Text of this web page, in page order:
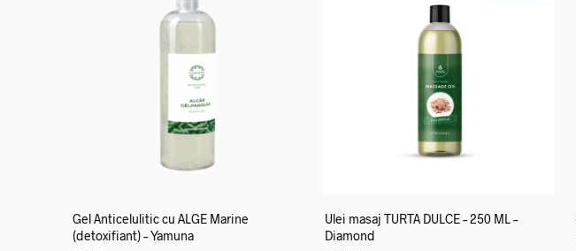
Gel Anticelulitic cu ALGE Marine
(detoxifiant) – Yamuna
Ulei masaj TURTA DULCE – 250 ML –
Diamond